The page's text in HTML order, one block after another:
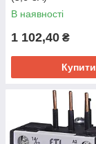
В наявності
1 102,40 ₴
Купити